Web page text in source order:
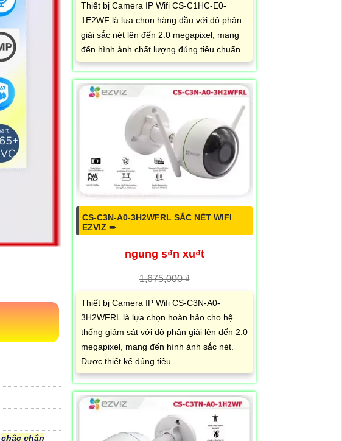
chắc chắn
Thiết bị Camera IP Wifi CS-C1HC-E0-
1E2WF là lựa chọn hàng đầu với độ phân
giải sắc nét lên đến 2.0 megapixel, mang
đến hình ảnh chất lượng đúng tiêu chuẩn
CS-C3N-A0-3H2WFRL SẮC NÉT WIFI
EZVIZ ➠
ngung s₫n xu₫t
1,675,000 ₫
Thiết bị Camera IP Wifi CS-C3N-A0-
3H2WFRL là lựa chọn hoàn hảo cho hệ
thống giám sát với độ phân giải lên đến 2.0
megapixel, mang đến hình ảnh sắc nét.
Được thiết kế đúng tiêu...